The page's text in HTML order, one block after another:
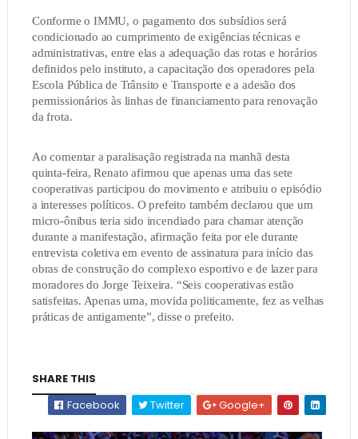
Conforme o IMMU, o pagamento dos subsídios será
condicionado ao cumprimento de exigências técnicas e
administrativas, entre elas a adequação das rotas e horários
definidos pelo instituto, a capacitação dos operadores pela
Escola Pública de Trânsito e Transporte e a adesão dos
permissionários às linhas de financiamento para renovação
da frota.
Ao comentar a paralisação registrada na manhã desta
quinta-feira, Renato afirmou que apenas uma das sete
cooperativas participou do movimento e atribuiu o episódio
a interesses políticos. O prefeito também declarou que um
micro-ônibus teria sido incendiado para chamar atenção
durante a manifestação, afirmação feita por ele durante
entrevista coletiva em evento de assinatura para início das
obras de construção do complexo esportivo e de lazer para
moradores do Jorge Teixeira. “Seis cooperativas estão
satisfeitas. Apenas uma, movida politicamente, fez as velhas
práticas de antigamente”, disse o prefeito.
SHARE THIS
Facebook
Twitter Google+